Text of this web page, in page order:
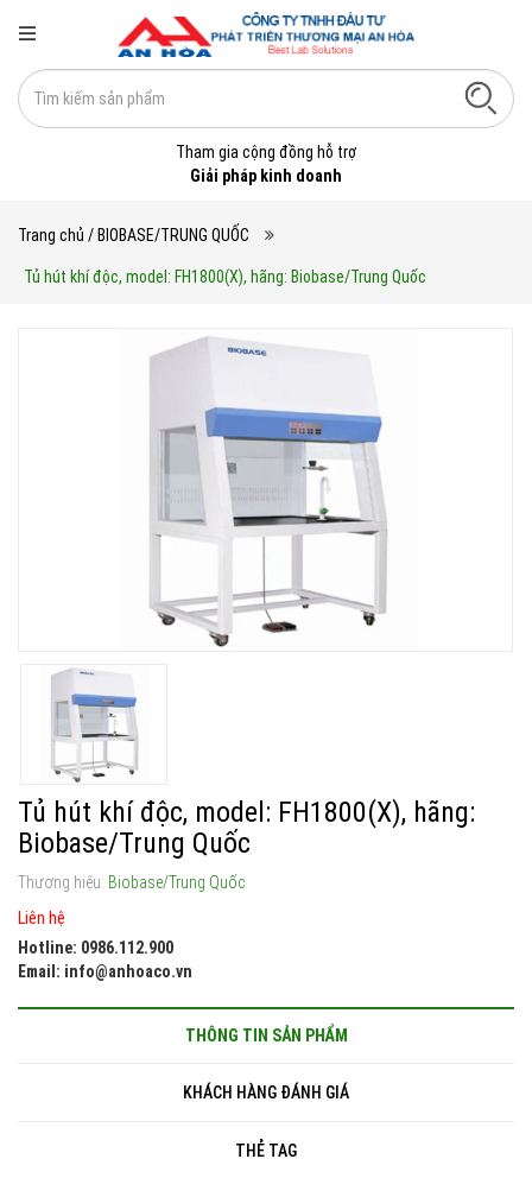
Tham gia cộng đồng hỗ trợ
Giải pháp kinh doanh
Trang chủ / BIOBASE/TRUNG QUỐC
Tủ hút khí độc, model: FH1800(X), hãng: Biobase/Trung Quốc
Tủ hút khí độc, model: FH1800(X), hãng:
Biobase/Trung Quốc
Thương hiệu: Biobase/Trung Quốc
Liên hệ
Hotline: 0986.112.900
Email: info@anhoaco.vn
THÔNG TIN SẢN PHẨM
KHÁCH HÀNG ĐÁNH GIÁ
THẺ TAG